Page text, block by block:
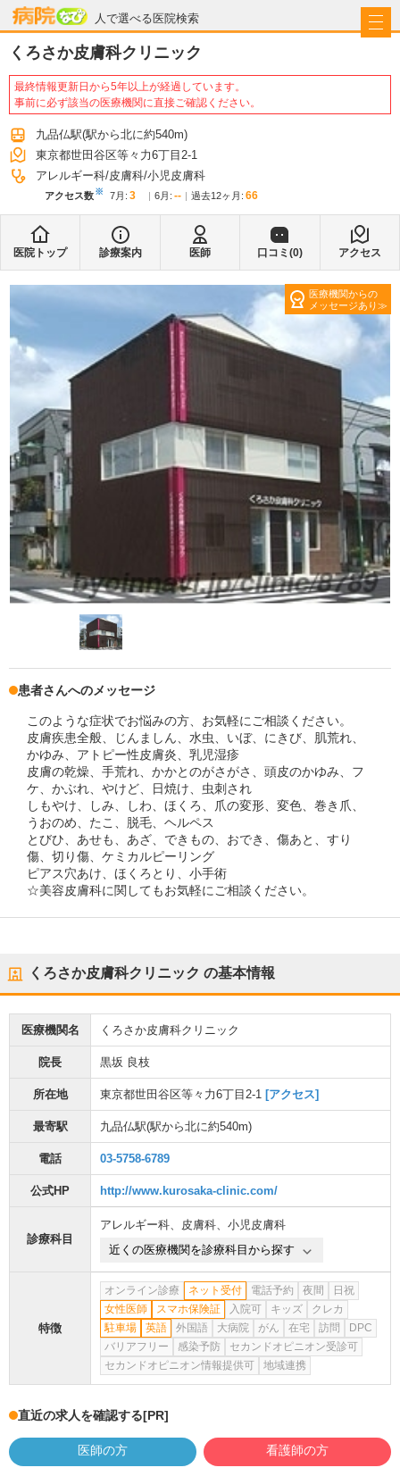
人で選べる医院検索
病院なび
くろさか皮膚科クリニック
最終情報更新日から5年以上が経過しています。
事前に必ず該当の医療機関に直接ご確認ください。
九品仏駅(駅から北に約540m)
東京都世田谷区等々力6丁目2-1
アレルギー科 皮膚科 小児皮膚科
アクセス数※ 7月 : 3 6月 : -- 過去12ヶ月: 66
医院トップ 診療案内 医師 口コミ(0) アクセス
医療機関からの
メッセージあり
患者さんへのメッセージ
このような症状でお悩みの方、お気軽にご相談ください。
皮膚疾患全般、じんましん、水虫、いぼ、にきび、肌荒れ、
かゆみ、アトピー性皮膚炎、乳児湿疹
皮膚の乾燥、手荒れ、かかとのがさがさ、頭皮のかゆみ、フ
ケ、かぶれ、やけど、日焼け、虫刺され
しもやけ、しみ、しわ、ほくろ、爪の変形、変色、巻き爪、
うおのめ、たこ、脱毛、ヘルペス
とびひ、あせも、あざ、できもの、おでき、傷あと、すり
傷、切り傷、ケミカルピーリング
ピアス穴あけ、ほくろとり、小手術
☆美容皮膚科に関してもお気軽にご相談ください。
くろさか皮膚科クリニック の基本情報
医療機関名 くろさか皮膚科クリニック
院長 黒坂 良枝
所在地 東京都世田谷区等々力6丁目2-1 [アクセス]
最寄駅 九品仏駅(駅から北に約540m)
電話 03-5758-6789
公式HP http://www.kurosaka-clinic.com/
診療科目
アレルギー科、 皮膚科、 小児皮膚科
近くの医療機関を診療科目から探す
特徴
オンライン診療 ネット受付 電話予約 夜間
日祝
女性医師
スマホ保険証 入院可 キッズ
クレカ
駐車場
英語 外国語 大病院 がん 在宅 訪問
DPC
バリアフリー
感染予防
セカンドオピニオン受診可
セカンドオピニオン情報提供可
地域連携
直近の求人を確認する[PR]
医師の方 看護師の方